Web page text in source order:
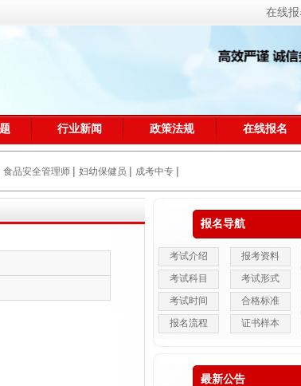
在线报
行业新闻 政策法规 在线报名
食品安全管理师 | 妇幼保健员 | 成考中专 |
报名导航
考试介绍 报考资料
考试科目
考试形式
考试时间
合格标准
报名流程
证书样本
最新公告